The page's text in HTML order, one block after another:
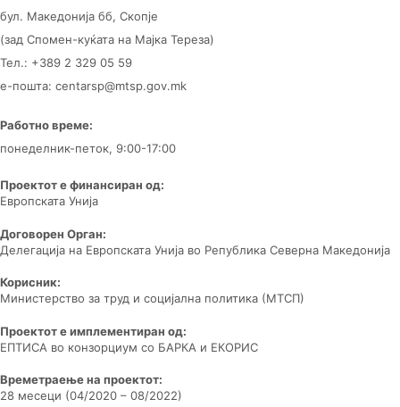
бул. Македонија бб, Скопје
(зад Спомен-куќата на Мајка Тереза)
Тел.: +389 2 329 05 59
е-пошта: centarsp@mtsp.gov.mk
Работно време:
понеделник-петок, 9:00-17:00
Проектот е финансиран од:
Европската Унија
Договорен Орган:
Делегација на Европската Унија во Република Северна Македонија
Корисник:
Министерство за труд и социјална политика (МТСП)
Проектот е имплементиран од:
ЕПТИСА во конзорциум со БАРКА и ЕКОРИС
Времетраење на проектот:
28 месеци (04/2020 – 08/2022)